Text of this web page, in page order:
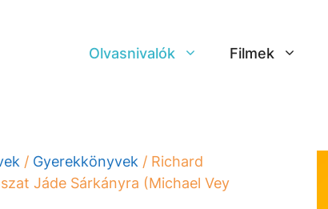
Olvasnivalók Filmek
/ Gyerekkönyvek / Richard
Jáde Sárkányra (Michael Vey